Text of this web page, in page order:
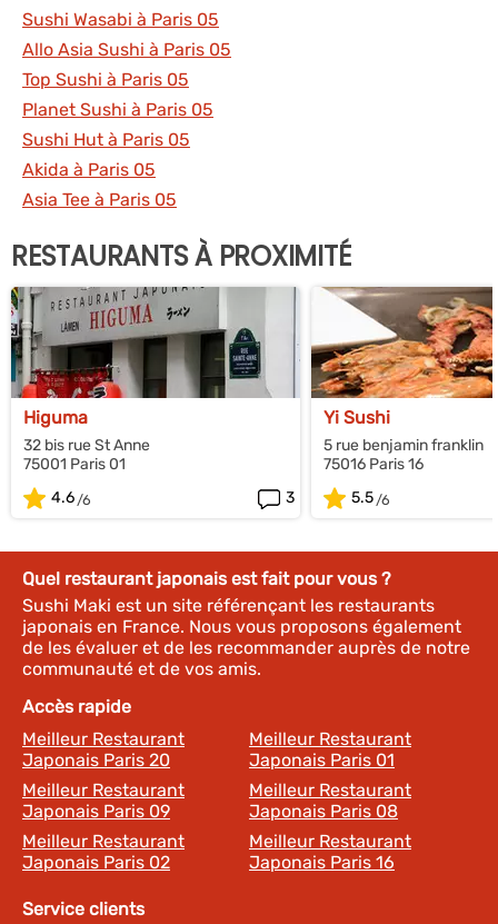
Sushi Wasabi à Paris 05
Allo Asia Sushi à Paris 05
Top Sushi à Paris 05
Planet Sushi à Paris 05
Sushi Hut à Paris 05
Akida à Paris 05
Asia Tee à Paris 05
RESTAURANTS À PROXIMITÉ
Higuma
32 bis rue St Anne
75001 Paris 01
4.6
3
Yi Sushi
5 rue benjamin franklin
75016 Paris 16
5.5
Quel restaurant japonais est fait pour vous ?
Sushi Maki est un site référençant les restaurants
japonais en France. Nous vous proposons également
de les évaluer et de les recommander auprès de notre
communauté et de vos amis.
Accès rapide
Meilleur Restaurant
Japonais Paris 20
Meilleur Restaurant
Japonais Paris 01
Meilleur Restaurant
Japonais Paris 09
Meilleur Restaurant
Japonais Paris 08
Meilleur Restaurant
Japonais Paris 02
Meilleur Restaurant
Japonais Paris 16
Service clients